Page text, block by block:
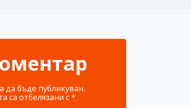
да бъде публикуван.
са отбелязани с*